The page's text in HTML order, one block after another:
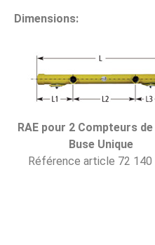
Dimensions:
RAE pour 2 Compteurs de
Buse Unique
Référence article 72 140